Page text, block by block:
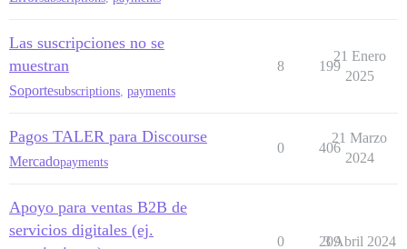
Las suscripciones no se
muestran
Soportesubscriptions payments
8 199
21 Enero
2025
Pagos TALER para Discourse
Mercadopayments
0 406
21 Marzo
2024
Apoyo para ventas B2B de
servicios digitales (ej.
0 209
3 Abril 2024